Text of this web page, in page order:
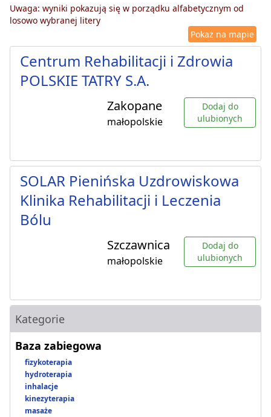
Uwaga: wyniki pokazują się w porządku alfabetycznym od
losowo wybranej litery
Pokaż na mapie
Centrum Rehabilitacji i Zdrowia
POLSKIE TATRY S.A.
Zakopane
małopolskie
Dodaj do
ulubionych
SOLAR Pienińska Uzdrowiskowa
Klinika Rehabilitacji i Leczenia
Bólu
Szczawnica
małopolskie
Dodaj do
ulubionych
Kategorie
Baza zabiegowa
fizykoterapia
hydroterapia
inhalacje
kinezyterapia
masaże